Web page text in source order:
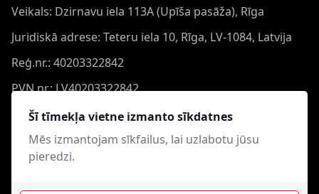
Šī tīmekļa vietne izmanto sīkdatnes
Mēs izmantojam sīkfailus, lai uzlabotu jūsu
pieredzi.
Veikals: Dzirnavu iela 113A (Upīša pasāža), Rīga
Juridiskā adrese: Teteru iela 10, Rīga, LV-1084, Latvija
Reģ.nr.: 40203322842
PVN nr.: LV40203322842
Banka: Swedbank AS
Konts: LV44HABA0551050864473
Swift: HABALV22